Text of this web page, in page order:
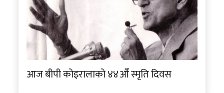
आज बीपी कोइरालाको ४४औँ स्मृति दिवस